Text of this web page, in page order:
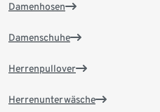
Damenhosen
Damenschuhe
Herrenpullover
Herrenunterwäsche